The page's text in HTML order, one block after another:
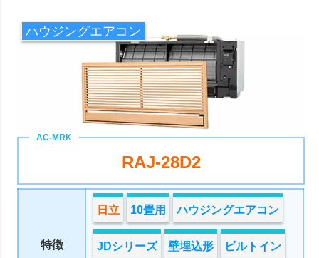
ハウジングエアコン
RAJ-28D2
特徴
日立 10畳用 ハウジングエアコン
JDシリーズ 壁埋込形 ビルトイン